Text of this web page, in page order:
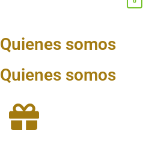
Quienes somos
Quienes somos